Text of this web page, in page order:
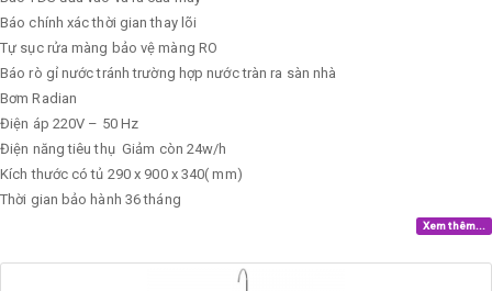
Báo chính xác thời gian thay lõi
Tự sục rửa màng bảo vệ màng RO
Báo rò gỉ nước tránh trường hợp nước tràn ra sàn nhà
Bơm Radian
Điện áp 220V – 50 Hz
Điện năng tiêu thụ Giảm còn 24w/h
Kích thước có tủ 290 x 900 x 340( mm)
Thời gian bảo hành 36 tháng
Xem thêm...